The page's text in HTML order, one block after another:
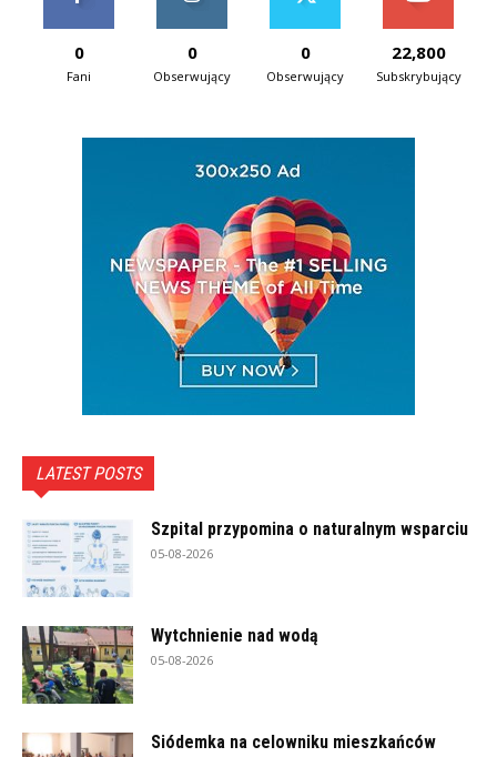
0
Fani
0
Obserwujący
0
Obserwujący
22,800
Subskrybujący
LATEST POSTS
Szpital przypomina o naturalnym wsparciu
05-08-2026
Wytchnienie nad wodą
05-08-2026
Siódemka na celowniku mieszkańców